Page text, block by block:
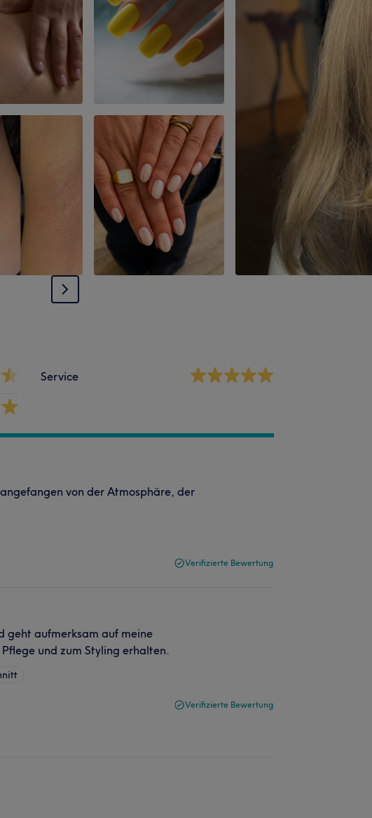
Service
von der Atmosphäre, der
Verifizierte Bewertung
geht aufmerksam auf meine
und zum Styling erhalten.
Verifizierte Bewertung